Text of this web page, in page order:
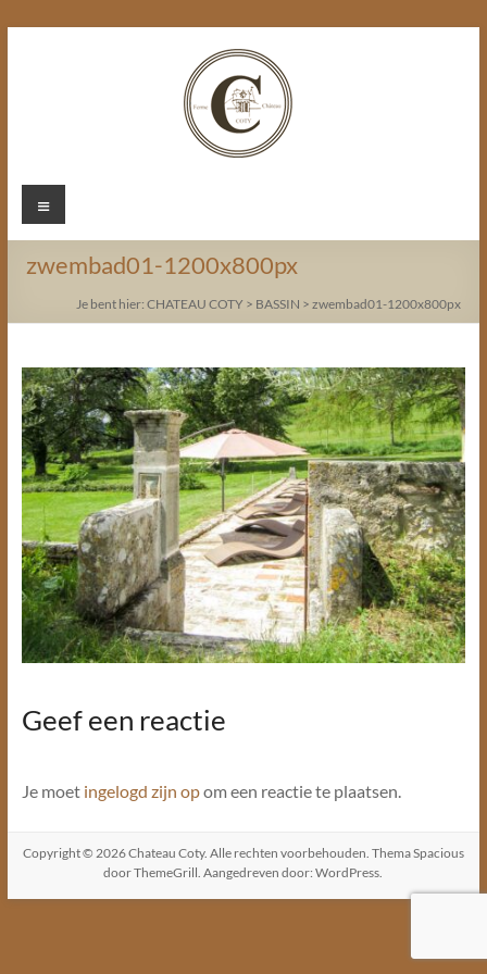
Chateau
Coty
Menu
zwembad01-1200x800px
Je bent hier: CHATEAU COTY > BASSIN > zwembad01-1200x800px
Geef een reactie
Je moet ingelogd zijn opom een reactie te plaatsen.
Copyright © 2026Chateau Coty. Alle rechten voorbehouden. ThemaSpacious
door ThemeGrill. Aangedreven door:WordPress.